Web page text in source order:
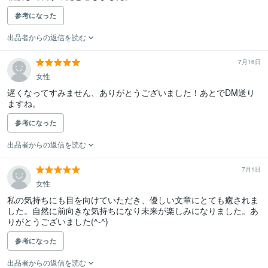
参考になった
出品者からの返信を読む
7月16日
女性
遅くなってすみません、ありがとうございました！あとでDM送り
ますね。
参考になった
出品者からの返信を読む
7月1日
女性
私の気持ちにも目を向けていただき、優しい文章にとても癒されま
した。自然に前向きな気持ちになり未来が楽しみになりました。あ
りがとうございました(^-^)
参考になった
出品者からの返信を読む